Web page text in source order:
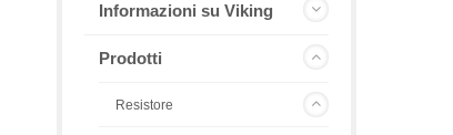
Informazioni su Viking
Prodotti
Resistore